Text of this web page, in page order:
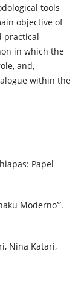
tools
objective of
practical
in which the
and,
within the
Papel
Moderno’”.
Nina Katari,